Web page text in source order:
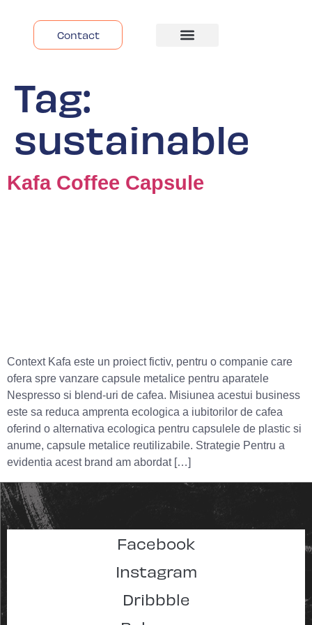
Contact
Tag:
sustainable
Kafa Coffee Capsule
Context Kafa este un proiect fictiv, pentru o companie care
ofera spre vanzare capsule metalice pentru aparatele
Nespresso si blend-uri de cafea. Misiunea acestui business
este sa reduca amprenta ecologica a iubitorilor de cafea
oferind o alternativa ecologica pentru capsulele de plastic si
anume, capsule metalice reutilizabile. Strategie Pentru a
evidentia acest brand am abordat […]
Facebook
Instagram
Dribbble